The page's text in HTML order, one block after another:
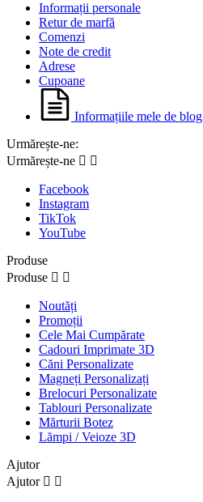
Informații personale
Retur de marfă
Comenzi
Note de credit
Adrese
Cupoane
Informațiile mele de blog
Urmărește-ne:
Urmărește-ne  
Facebook
Instagram
TikTok
YouTube
Produse
Produse  
Noutăți
Promoții
Cele Mai Cumpărate
Cadouri Imprimate 3D
Căni Personalizate
Magneți Personalizați
Brelocuri Personalizate
Tablouri Personalizate
Mărturii Botez
Lămpi / Veioze 3D
Ajutor
Ajutor  